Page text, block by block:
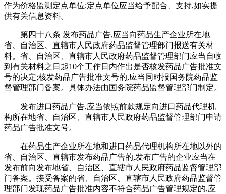
作为价格监测定点单位;定点单位应当给予配合、支持,如实提
供有关信息资料。
第四十八条 发布药品广告,应当向药品生产企业所在地
省、自治区、直辖市人民政府药品监督管理部门报送有关材
料。省、自治区、直辖市人民政府药品监督管理部门应当自收
到有关材料之日起10个工作日内作出是否核发药品广告批准文
号的决定;核发药品广告批准文号的,应当同时报国务院药品监
督管理部门备案。具体办法由国务院药品监督管理部门制定。
发布进口药品广告,应当依照前款规定向进口药品代理机
构所在地省、自治区、直辖市人民政府药品监督管理部门申请
药品广告批准文号。
在药品生产企业所在地和进口药品代理机构所在地以外的
省、自治区、直辖市发布药品广告的,发布广告的企业应当在
发布前向发布地省、自治区、直辖市人民政府药品监督管理部
门备案。接受备案的省、自治区、直辖市人民政府药品监督管
理部门发现药品广告批准内容不符合药品广告管理规定的,应